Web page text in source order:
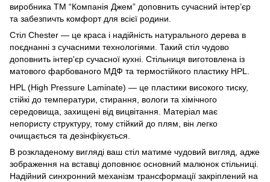
виробника ТМ “Компанія Джем” доповнить сучасний інтер’єр
та забезпичть комфорт для всієї родини.
Стіл Chester — це краса і надійність натурального дерева в
поєднанні з сучасними технологіями. Такий стіл чудово
доповнить інтер'єр сучасної кухні. Стільниця виготовлена із
матового фарбованого МДФ та термостійкого пластику HPL.
HPL (High Pressure Laminate) — це пластики високого тиску,
стійкі до температури, стирання, вологи та хімічного
середовища, захищені від вицвітання. Матеріал має
непористу структуру, тому стійкий до плям, він легко
очищається та дезінфікується.
В розкладеному вигляді ваш стіл матиме чудовий вигляд, адже
зображення на вставці доповнює основний малюнок стільниці.
Надійний cинхронний механізм трансформації закріплений на